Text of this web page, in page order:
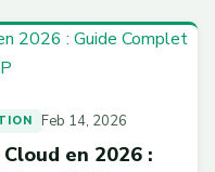
Feb 14, 2026
en 2026 :